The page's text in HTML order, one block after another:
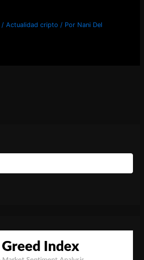
/Actualidad cripto / Por Nani Del